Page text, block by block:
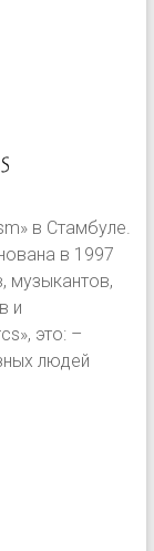
в Стамбуле.
в 1997
музыкантов,
и
это: –
людей